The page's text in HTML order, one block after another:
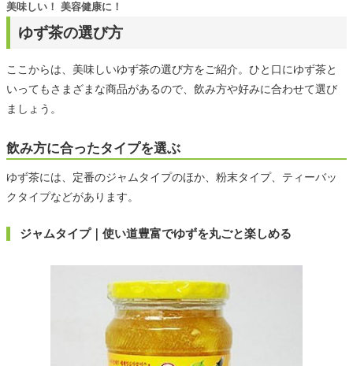
ゆず茶の選び方
美味しい！ 美容健康に！
ここからは、美味しいゆず茶の選び方をご紹介。ひと口にゆず茶と
いってもさまざまな商品があるので、飲み方や好みに合わせて選び
ましょう。
飲み方に合ったタイプを選ぶ
ゆず茶には、定番のジャムタイプのほか、粉末タイプ、ティーバッ
クタイプなどがあります。
ジャムタイプ｜使い道豊富でゆずを丸ごと楽しめる